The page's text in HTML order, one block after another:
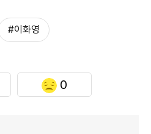
#이화영
0